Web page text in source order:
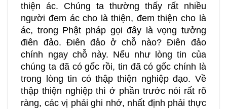
thiện ác. Chúng ta thường thấy rất nhiều
người đem ác cho là thiện, đem thiện cho là
ác, trong Phật pháp gọi đây là vọng tưởng
điên đảo. Điên đảo ở chỗ nào? Điên đảo
chính ngay chỗ này. Nếu như lòng tin của
chúng ta đã có gốc rồi, tin đã có gốc chính là
trong lòng tin có thập thiện nghiệp đạo. Về
thập thiện nghiệp thì ở phần trước nói rất rõ
ràng, các vị phải ghi nhớ, nhất định phải thực